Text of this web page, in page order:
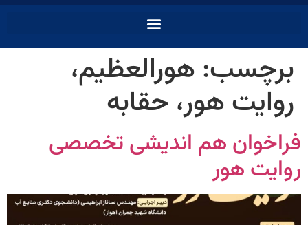
برچسب: هورالعظیم،
روایت هور، حقابه
فراخوان هم اندیشی تخصصی
روایت هور